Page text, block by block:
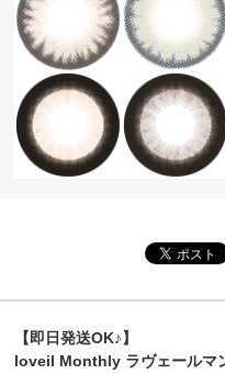
【即日発送OK♪】
loveil Monthly ラヴェールマ